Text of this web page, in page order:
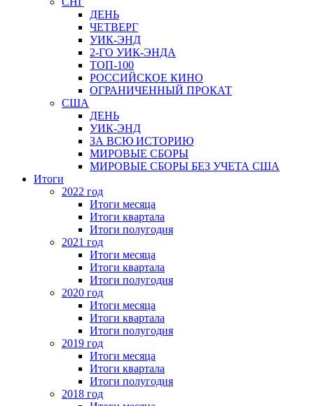
ДЕНЬ
ЧЕТВЕРГ
УИК-ЭНД
2-ГО УИК-ЭНДА
ТОП-100
РОССИЙСКОЕ КИНО
ОГРАНИЧЕННЫЙ ПРОКАТ
США
ДЕНЬ
УИК-ЭНД
ЗА ВСЮ ИСТОРИЮ
МИРОВЫЕ СБОРЫ
МИРОВЫЕ СБОРЫ БЕЗ УЧЕТА США
Итоги
2022 год
Итоги месяца
Итоги квартала
Итоги полугодия
2021 год
Итоги месяца
Итоги квартала
Итоги полугодия
2020 год
Итоги месяца
Итоги квартала
Итоги полугодия
2019 год
Итоги месяца
Итоги квартала
Итоги полугодия
2018 год